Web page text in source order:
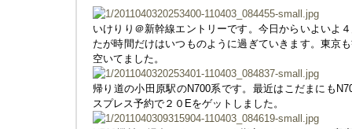
いけりり＠新幹線エントリーです。今日からいよいよ
たが時間だけはいつものように過ぎていきます。東京
空いてました。
帰り道の小田原駅のN700系です。最近はこだまにも
スプレス予約で２０Eをゲットしました。